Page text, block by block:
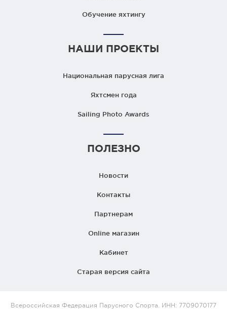
Обучение яхтингу
НАШИ ПРОЕКТЫ
Национальная парусная лига
Яхтсмен года
Sailing Photo Awards
ПОЛЕЗНО
Новости
Контакты
Партнерам
Online магазин
Кабинет
Старая версия сайта
Всероссийская Федерация Парусного Спорта. ИНН: 7709070177